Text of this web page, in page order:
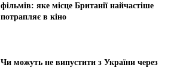
фільмів: яке місце Британії найчастіше
потрапляє в кіно
Чи можуть не випустити з України через